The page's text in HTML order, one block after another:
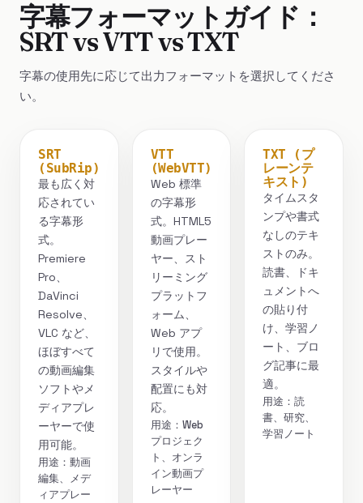
字幕フォーマットガイド：
SRT vs VTT vs TXT
字幕の使用先に応じて出力フォーマットを選択してくださ
い。
SRT
(SubRip)
最も広く対
応されてい
る字幕形
式。
Premiere
Pro、
DaVinci
Resolve、
VLC など、
ほぼすべて
の動画編集
ソフトやメ
ディアプレ
ーヤーで使
用可能。
用途：動画
編集、メデ
ィアプレー
VTT
(WebVTT)
Web 標準
の字幕形
式。HTML5
動画プレー
ヤー、スト
リーミング
プラットフ
ォーム、
Web アプ
リで使用。
スタイルや
配置にも対
応。
用途：Web
プロジェク
ト、オンラ
イン動画プ
レーヤー
TXT (プ
レーンテ
キスト)
タイムスタ
ンプや書式
なしのテキ
ストのみ。
読書、ドキ
ュメントへ
の貼り付
け、学習ノ
ート、ブロ
グ記事に最
適。
用途：読
書、研究、
学習ノート